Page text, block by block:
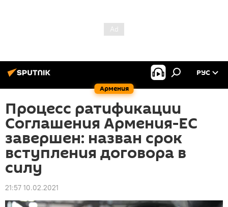
Армения
РУС
Процесс ратификации
Соглашения Армения-ЕС
завершен: назван срок
вступления договора в
силу
21:57 10.02.2021